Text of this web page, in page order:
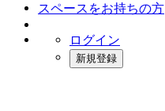
スペースをお持ちの方
ログイン
新規登録